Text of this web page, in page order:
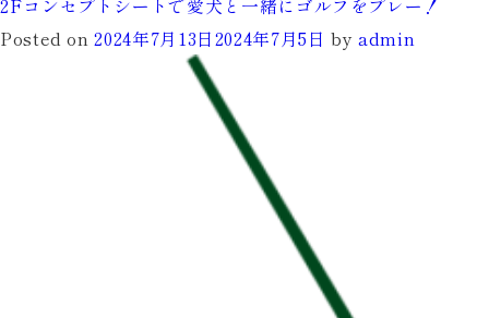
末
間
の
お
2Fコンセプトシートで愛犬と一緒にゴルフをプレー！
Posted on2024年7月13日2024年7月5日 byadmin